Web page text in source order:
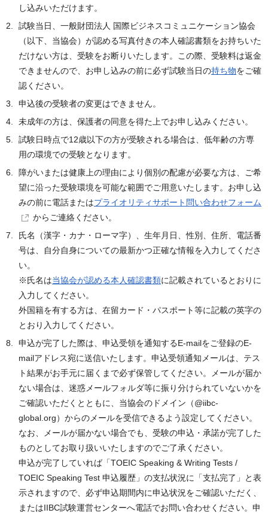
し込みいただけます。
試験当日、一般財団法人 国際ビジネスコミュニケーション協会
（以下、当協会）が認める写真付きの本人確認書類をお持ちいた
だけない方は、受験をお断りいたします。この際、受験料は返金
できませんので、お申し込みの前に必ず試験当日の持ち物をご確
認ください。
申込後の受験者の変更はできません。
未成年の方は、保護者の同意を得た上でお申し込みください。
試験日時点で12歳以下の方が受験される場合は、低年齢の方専
用の環境での受験となります。
障がいまたは健康上の理由により個別の配慮が必要な方は、ご希
望に沿った受験環境を可能な範囲でご用意いたします。お申し込
みの前に電話またはプライオリティサポート問い合わせフォーム
からご連絡ください。
氏名（漢字・カナ・ローマ字）、生年月日、性別、住所、電話番
号は、自分自身についての最新かつ正確な情報を入力してくださ
い。
※氏名は当協会が認める本人確認書類に記載されているとおりに
入力してください。
外国籍を有する方は、在留カード・パスポート等に記載の英字の
とおり入力してください。
申込が完了した際は、申込受領を通知するE-mailをご登録のE-
mailアドレス宛に送信いたします。申込受領通知メールは、テス
ト結果がお手元に届くまで必ず保管してください。メールが届か
ない場合は、迷惑メールフォルダ等に振り分けられていないかを
ご確認いただくとともに、当協会のドメイン（@iibc-
global.org）からのメールを受信できるよう設定してください。
なお、メールが届かない場合でも、受験の申込・承諾が完了した
ものとしてお取り扱いいたしますのでご了承ください。
申込が完了していれば「TOEIC Speaking & Writing Tests /
TOEIC Speaking Test 申込履歴」の支払状況に「支払完了」と表
示されますので、必ず申込期間内に申込状況をご確認いただく、
またはIIBC試験運営センターへ電話でお問い合わせください。申